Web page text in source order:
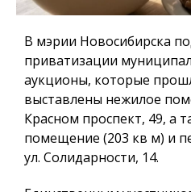
В мэрии Новосибирска
приватизации
аукционы, которые
выставлены нежилое
Красном проспект, 49, а
помещение (203 кв м) и
ул. Солидарности, 14.